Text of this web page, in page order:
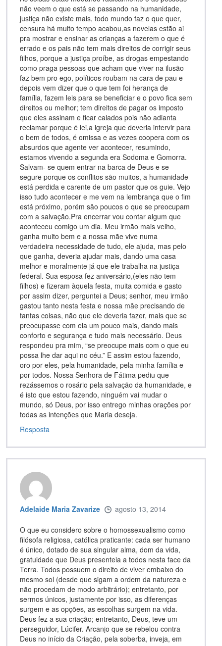
não veem o que está se passando na humanidade,
justiça não existe mais, todo mundo faz o que quer,
censura há muito tempo acabou,as novelas estão ai
pra mostrar e ensinar as crianças a fazerem o que é
errado e os pais não tem mais direitos de corrigir seus
filhos, porque a justiça proíbe, as drogas empestando
como praga pessoas que acham que viver na ilusão
faz bem pro ego, políticos roubam na cara de pau e
depois vem dizer que o que tem foi herança de
família, fazem leis para se beneficiar e o povo fica sem
direitos ou melhor; tem direitos de pagar os imposto
que eles assinam e ficar calados pois não adianta
reclamar porque é lei,a igreja que deveria intervir para
o bem de todos, é omissa e as vezes coopera com os
absurdos que agente ver acontecer, resumindo,
estamos vivendo a segunda era Sodoma e Gomorra.
Salvam- se quem entrar na barca de Deus e se
segure porque os conflitos são muitos, a humanidade
está perdida e carente de um pastor que os guie. Vejo
isso tudo acontecer e me vem na lembrança que o fim
está próximo, porém são poucos o que se preocupam
com a salvação.Pra encerrar vou contar algum que
aconteceu comigo um dia. Meu irmão mais velho,
ganha muito bem e a nossa mãe vive numa
verdadeira necessidade de tudo, ele ajuda, mas pelo
que ganha, deveria ajudar mais, dando uma casa
melhor e moralmente já que ele trabalha na justiça
federal. Sua esposa fez aniversário,(eles não tem
filhos) e fizeram àquela festa, muita comida e gasto
por assim dizer, perguntei a Deus; senhor, meu irmão
gastou tanto nesta festa e nossa mãe precisando de
tantas coisas, não que ele deveria fazer, mais que se
preocupasse com ela um pouco mais, dando mais
conforto e segurança e tudo mais necessário. Deus
respondeu pra mim, “se preocupe mais com o que eu
possa lhe dar aqui no céu.” E assim estou fazendo,
oro por eles, pela humanidade, pela minha família e
por todos. Nossa Senhora de Fátima pediu que
rezássemos o rosário pela salvação da humanidade, e
é isto que estou fazendo, ninguém vai mudar o
mundo, só Deus, por isso entrego minhas orações por
todas as intenções que Maria deseja.
Resposta
Adelaide Maria Zavarize agosto 13, 2014
O que eu considero sobre o homossexualismo como
filósofa religiosa, católica praticante: cada ser humano
é único, dotado de sua singular alma, dom da vida,
gratuidade que Deus presenteia a todos nesta face da
Terra. Todos possuem o direito de viver embaixo do
mesmo sol (desde que sigam a ordem da natureza e
não procedam de modo arbitrário); entretanto, por
sermos únicos, justamente por isso, as diferenças
surgem e as opções, as escolhas surgem na vida.
Deus fez a sua criação; entretanto, Deus, teve um
perseguidor, Lúcifer. Arcanjo que se rebelou contra
Deus no início da Criação, pela soberba, inveja, em